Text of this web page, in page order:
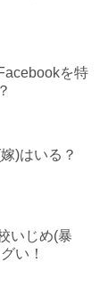
を特
)はいる？
いじめ(暴
い！